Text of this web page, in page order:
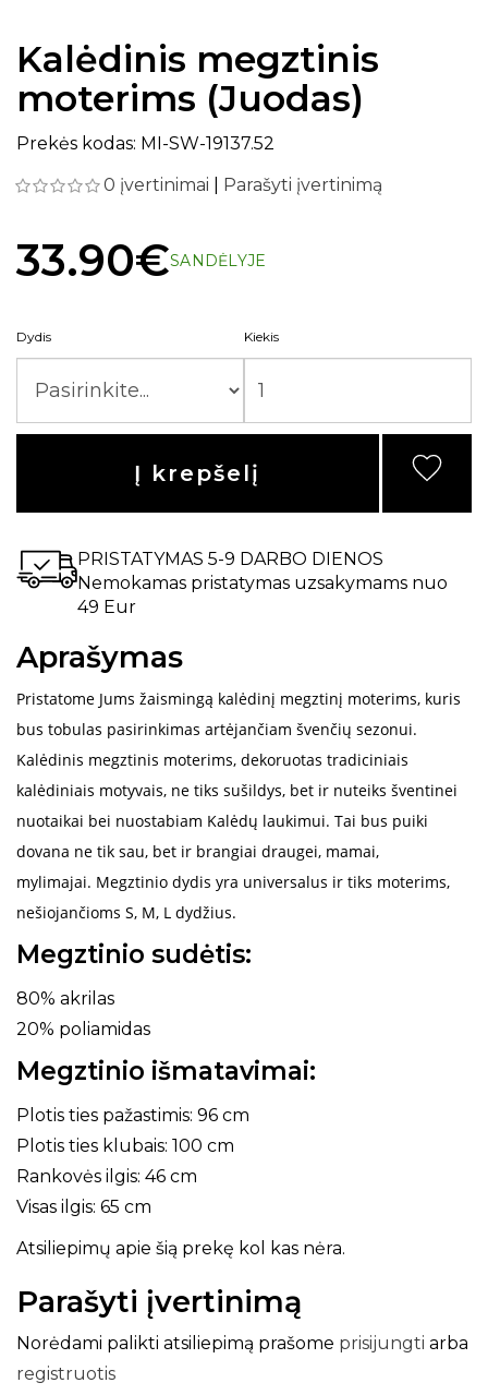
Kalėdinis megztinis
moterims (Juodas)
Prekės kodas: MI-SW-19137.52
0 įvertinimai
Parašyti įvertinimą
33.90€SANDĖLYJE
Dydis Kiekis
Į krepšelį
PRISTATYMAS 5-9 DARBO DIENOS
Nemokamas pristatymas uzsakymams nuo
49 Eur
Aprašymas
Pristatome Jums žaismingą kalėdinį megztinį moterims, kuris
bus tobulas pasirinkimas artėjančiam švenčių sezonui.
Kalėdinis megztinis moterims, dekoruotas tradiciniais
kalėdiniais motyvais, ne tiks sušildys, bet ir nuteiks šventinei
nuotaikai bei nuostabiam Kalėdų laukimui. Tai bus puiki
dovana ne tik sau, bet ir brangiai draugei, mamai,
mylimajai. Megztinio dydis yra universalus ir tiks moterims,
nešiojančioms S, M, L dydžius.
Megztinio sudėtis:
80% akrilas
20% poliamidas
Megztinio išmatavimai:
Plotis ties pažastimis: 96 cm
Plotis ties klubais: 100 cm
Rankovės ilgis: 46 cm
Visas ilgis: 65 cm
Atsiliepimų apie šią prekę kol kas nėra.
Parašyti įvertinimą
Norėdami palikti atsiliepimą prašome prisijungti arba
registruotis